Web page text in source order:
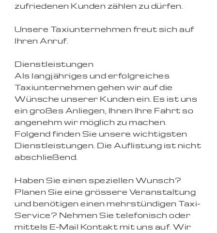
zufriedenen Kunden zählen zu dürfen.
Unsere Taxiunternehmen freut sich auf
Ihren Anruf.
Dienstleistungen
Als langjähriges und erfolgreiches
Taxiunternehmen gehen wir auf die
Wünsche unserer Kunden ein. Es ist uns
ein großes Anliegen, Ihnen Ihre Fahrt so
angenehm wir möglich zu machen.
Folgend finden Sie unsere wichtigsten
Dienstleistungen. Die Auflistung ist nicht
abschließend.
Haben Sie einen speziellen Wunsch?
Planen Sie eine grössere Veranstaltung
und benötigen einen mehrstündigen Taxi-
Service? Nehmen Sie telefonisch oder
mittels E-Mail Kontakt mit uns auf. Wir